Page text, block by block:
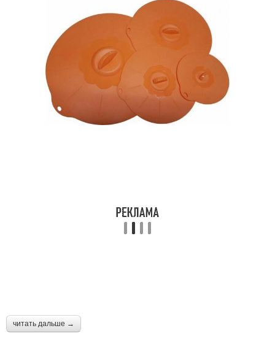
читать дальше →